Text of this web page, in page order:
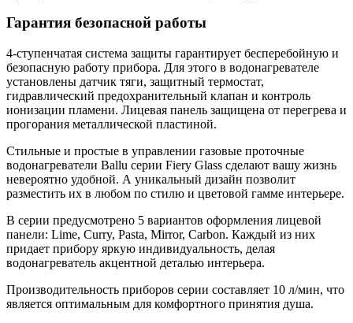
Гарантия безопасной работы
4-ступенчатая система защиты гарантирует бесперебойную и
безопасную работу прибора. Для этого в водонагревателе
установлены датчик тяги, защитный термостат,
гидравлический предохранительный клапан и контроль
ионизации пламени. Лицевая панель защищена от перегрева и
прогорания металлической пластиной.
Стильные и простые в управлении газовые проточные
водонагреватели Ballu серии Fiery Glass сделают вашу жизнь
невероятно удобной. А уникальный дизайн позволит
разместить их в любом по стилю и цветовой гамме интерьере.
В серии предусмотрено 5 вариантов оформления лицевой
панели: Lime, Curry, Pasta, Mirror, Carbon. Каждый из них
придает прибору яркую индивидуальность, делая
водонагреватель акцентной деталью интерьера.
Производительность приборов серии составляет 10 л/мин, что
является оптимальным для комфортного принятия душа.